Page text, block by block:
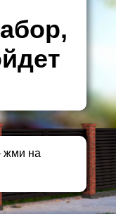
жми на